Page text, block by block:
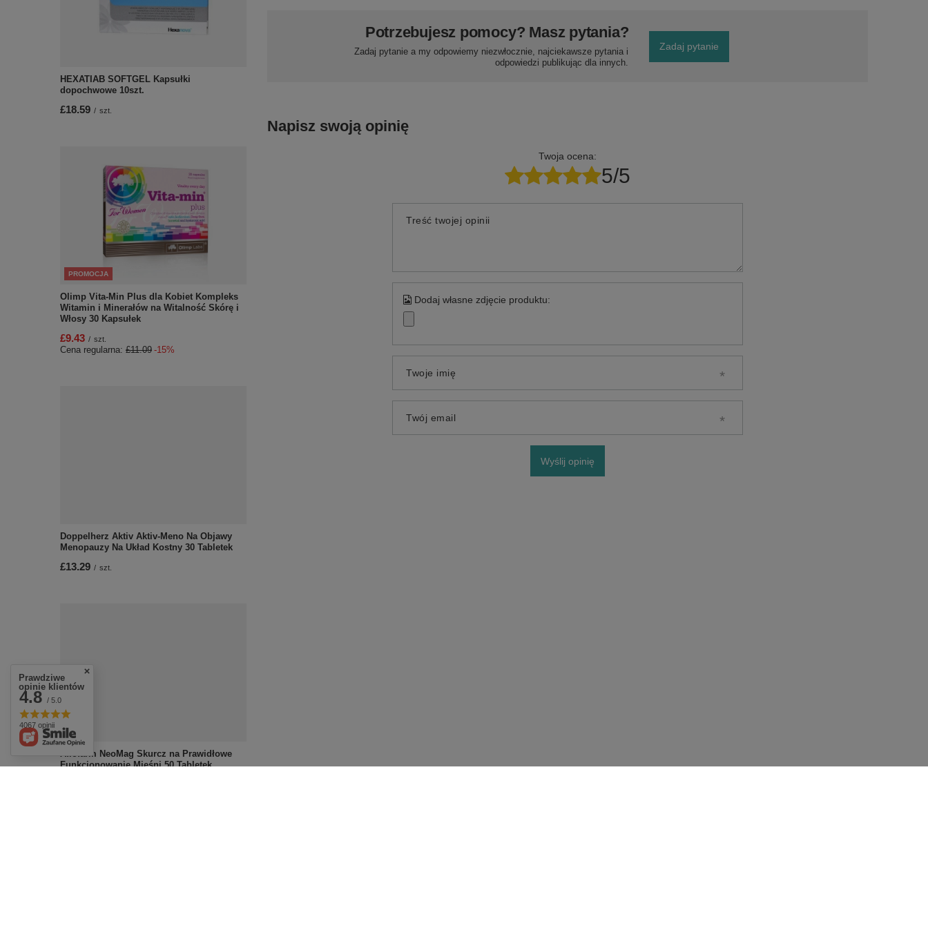
HEXATIAB SOFTGEL Kapsułki
dopochwowe 10szt.
£18.59 / szt.
PROMOCJA
Olimp Vita-Min Plus dla Kobiet Kompleks
Witamin i Minerałów na Witalność Skórę i
Włosy 30 Kapsułek
£9.43 / szt.
Cena regularna: £11.09 -15%
Doppelherz Aktiv Aktiv-Meno Na Objawy
Menopauzy Na Układ Kostny 30 Tabletek
£13.29 / szt.
Aflofarm NeoMag Skurcz na Prawidłowe
Funkcjonowanie Mięśni 50 Tabletek
Potrzebujesz pomocy? Masz pytania?
Zadaj pytanie a my odpowiemy niezwłocznie, najciekawsze pytania i
odpowiedzi publikując dla innych.
Zadaj pytanie
Napisz swoją opinię
Twoja ocena:
5/5
Treść twojej opinii
Dodaj własne zdjęcie produktu:
Twoje imię
Twój email
Wyślij opinię
Prawdziwe
opinie klientów
4.8 / 5.0
4067 opinii